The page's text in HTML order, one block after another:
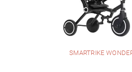
SMARTRIKE